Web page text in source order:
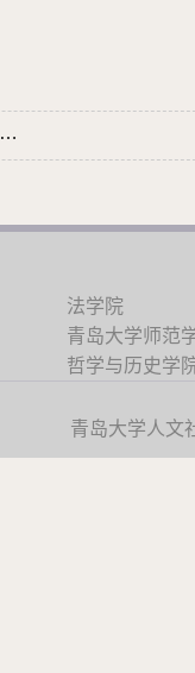
法学院
青岛大学师范
哲学与历史学
青岛大学人文